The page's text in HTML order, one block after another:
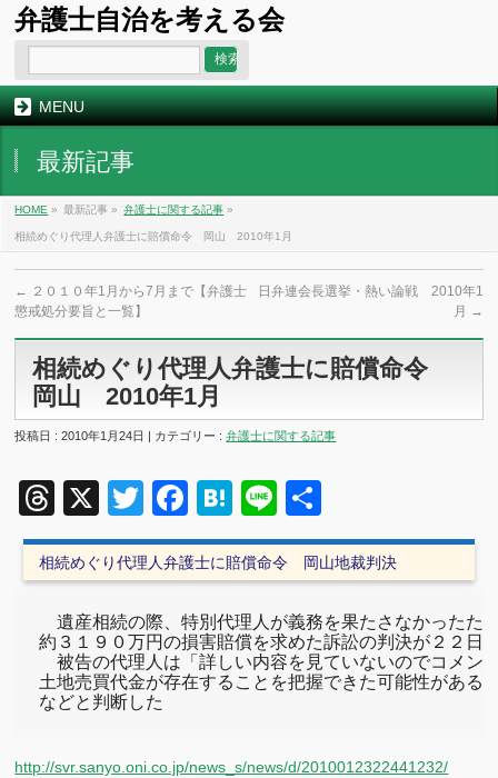
弁護士自治を考える会
MENU
最新記事
HOME » 最新記事 » 弁護士に関する記事 »
相続めぐり代理人弁護士に賠償命令 岡山 2010年1月
← ２０１０年1月から7月まで【弁護士
懲戒処分要旨と一覧】
日弁連会長選挙・熱い論戦 2010年1
月 →
相続めぐり代理人弁護士に賠償命令
岡山 2010年1月
投稿日 : 2010年1月24日 | カテゴリー :弁護士に関する記事
Threads
X TwitterFacebook
Hatena
Line
有
相続めぐり代理人弁護士に賠償命令 岡山地裁判決
遺産相続の際、特別代理人が義務を果たさなかったた
約３１９０万円の損害賠償を求めた訴訟の判決が２２日
被告の代理人は「詳しい内容を見ていないのでコメン
土地売買代金が存在することを把握できた可能性があ
などと判断した
http://svr.sanyo.oni.co.jp/news_s/news/d/2010012322441232/